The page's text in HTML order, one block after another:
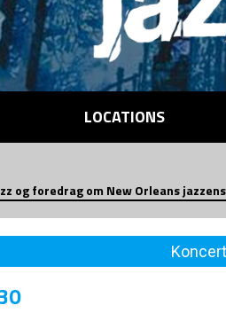
LOCATIONS
og foredrag om New Orleans